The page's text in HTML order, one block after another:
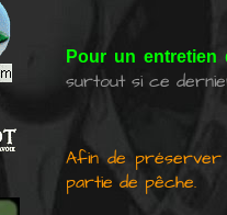
Pour un
surtout si ce
Afin de préserver
partie de pêche.